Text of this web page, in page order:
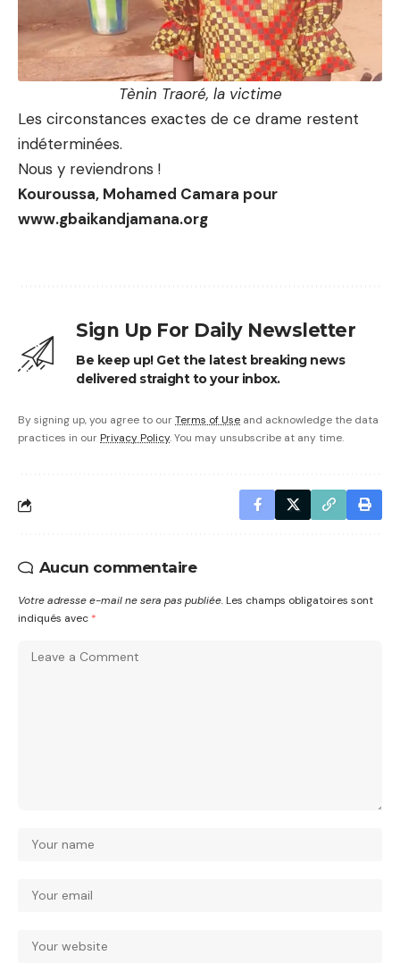
Tènin Traoré, la victime
Les circonstances exactes de ce drame restent
indéterminées.
Nous y reviendrons !
Kouroussa, Mohamed Camara pour
www.gbaikandjamana.org
Sign Up For Daily Newsletter
Be keep up! Get the latest breaking news
delivered straight to your inbox.
By signing up, you agree to ourTerms of Use and acknowledge the data
practices in our Privacy Policy. You may unsubscribe at any time.
Aucun commentaire
Votre adresse e-mail ne sera pas publiée. Les champs obligatoires sont
indiqués avec *